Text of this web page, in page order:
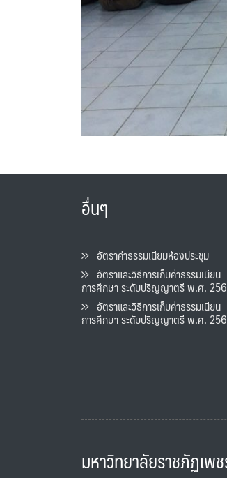
อื่นๆ
อัตราค่าธรรมเนียมห้องประชุม
อัตราและวิธีการเก็บค่าธรรมเนียน
การศึกษา ระดับปริญญาตรี พ.ศ.
อัตราและวิธีการเก็บค่าธรรมเนียน
การศึกษา ระดับปริญญาตรี พ.ศ.
มหาวิทยาลัยราชภัฏเพ